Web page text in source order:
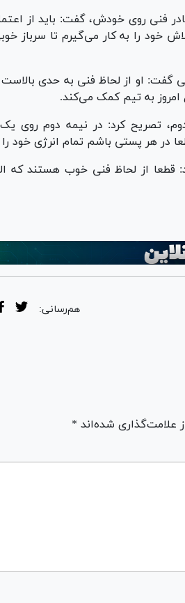
فنی روی خودش، گفت: باید از
خود را به کار می‌گیرم تا سرباز
گفت: او از لحاظ فنی به حدی بالاست
به تیم کمک می‌کند.
تصریح کرد: در نیمه دوم روی
در هر پستی باشم تمام انرژی خود
قطعا از لحاظ فنی خوب هستند که
هم‌رسانی:
علامت‌گذاری شده‌اند *